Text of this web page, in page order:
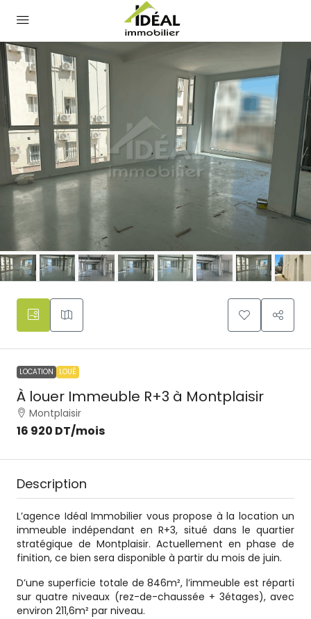
LOCATION LOUÉ
À louer Immeuble R+3 à Montplaisir
Montplaisir
16 920 DT/mois
Description
L’agence Idéal Immobilier vous propose à la location un
immeuble indépendant en R+3, situé dans le quartier
stratégique de Montplaisir. Actuellement en phase de
finition, ce bien sera disponible à partir du mois de juin.
D’une superficie totale de 846m², l’immeuble est réparti
sur quatre niveaux (rez-de-chaussée + 3étages), avec
environ 211,6m² par niveau.